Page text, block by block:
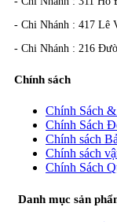
- Chi Nhánh : 417 Lê
- Chi Nhánh : 216
Chính sách
Chính Sách
Chính Sách
Chính sách
Chính sách
Chính Sách
Danh mục sản